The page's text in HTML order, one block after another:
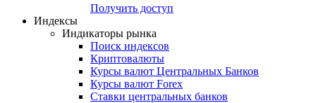
Получить доступ
Индексы
Индикаторы рынка
Поиск индексов
Криптовалюты
Курсы валют Центральных Банков
Курсы валют Forex
Ставки центральных банков